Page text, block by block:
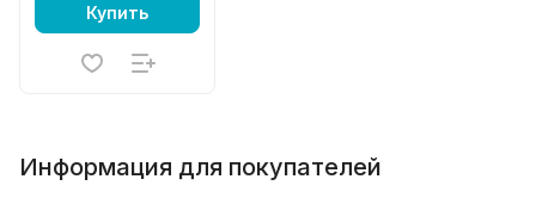
Купить
Информация для покупателей